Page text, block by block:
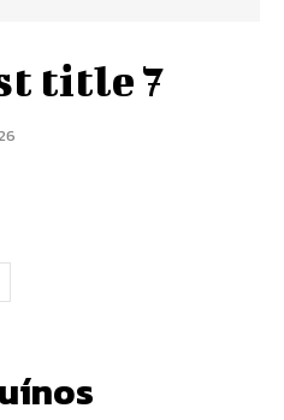
title 7